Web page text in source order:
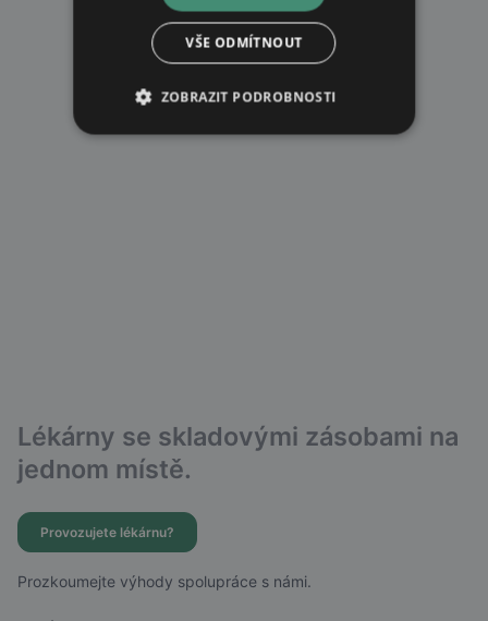
Lékárny se skladovými zásobami na
jednom místě.
Provozujete lékárnu?
Prozkoumejte výhody spolupráce s námi.
VŠE ODMÍTNOUT
ZOBRAZIT PODROBNOSTI